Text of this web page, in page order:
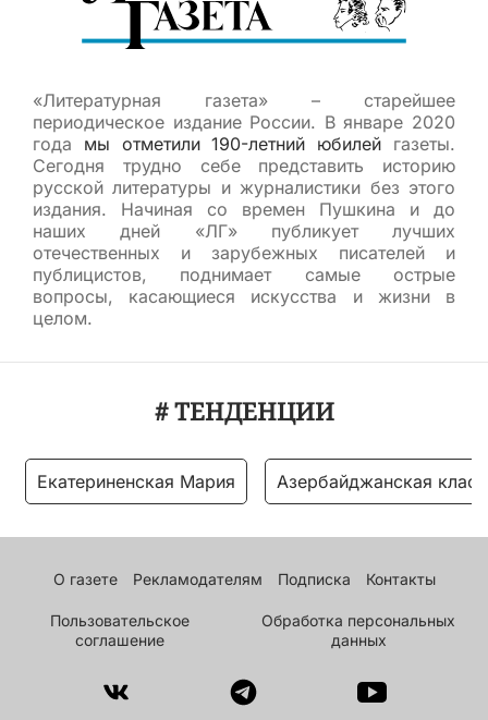
«Литературная газета» – старейшее
периодическое издание России. В январе 2020
года мы отметили 190-летний юбилей газеты.
Сегодня трудно себе представить историю
русской литературы и журналистики без этого
издания. Начиная со времен Пушкина и до
наших дней «ЛГ» публикует лучших
отечественных и зарубежных писателей и
публицистов, поднимает самые острые
вопросы, касающиеся искусства и жизни в
целом.
# ТЕНДЕНЦИИ
Екатериненская Мария Азербайджанская
О газете Рекламодателям Подписка Контакты
Пользовательское
соглашение
Обработка персональных
данных